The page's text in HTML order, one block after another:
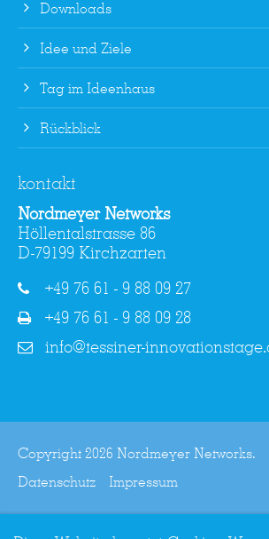
Downloads
Idee und Ziele
Tag im Ideenhaus
Rückblick
kontakt
Nordmeyer Networks
Höllentalstrasse 86
D-79199 Kirchzarten
+49 76 61 - 9 88 09 27
+49 76 61 - 9 88 09 28
info@tessiner-
Copyright 2026 Nordmeyer Networks.
Datenschutz
Impressum